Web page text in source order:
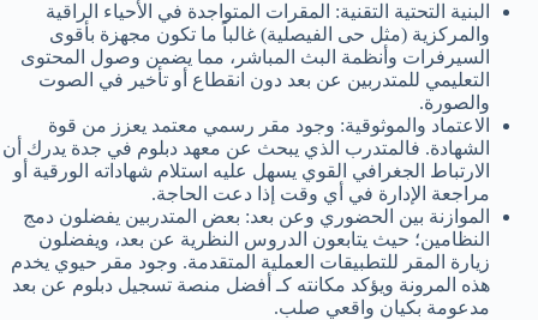
البنية التحتية التقنية: المقرات المتواجدة في الأحياء الراقية
والمركزية (مثل حى الفيصلية) غالباً ما تكون مجهزة بأقوى
السيرفرات وأنظمة البث المباشر، مما يضمن وصول المحتوى
التعليمي للمتدربين عن بعد دون انقطاع أو تأخير في الصوت
والصورة.
الاعتماد والموثوقية: وجود مقر رسمي معتمد يعزز من قوة
الشهادة. فالمتدرب الذي يبحث عن معهد دبلوم في جدة يدرك أن
الارتباط الجغرافي القوي يسهل عليه استلام شهاداته الورقية أو
مراجعة الإدارة في أي وقت إذا دعت الحاجة.
الموازنة بين الحضوري وعن بعد: بعض المتدربين يفضلون دمج
النظامين؛ حيث يتابعون الدروس النظرية عن بعد، ويفضلون
زيارة المقر للتطبيقات العملية المتقدمة. وجود مقر حيوي يخدم
هذه المرونة ويؤكد مكانته كـ أفضل منصة تسجيل دبلوم عن بعد
مدعومة بكيان واقعي صلب.